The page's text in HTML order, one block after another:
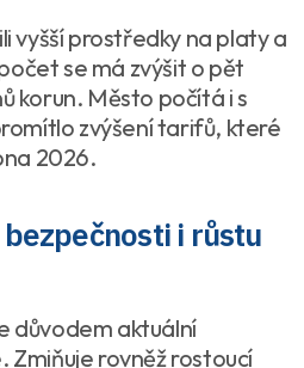
vyšší prostředky na platy a
se má zvýšit o pět
korun. Město počítá i s
zvýšení tarifů, které
2026.
i růstu
důvodem aktuální
Zmiňuje rovněž rostoucí